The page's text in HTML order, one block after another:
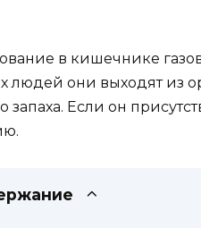
в кишечнике
людей они выходят из
запаха. Если он